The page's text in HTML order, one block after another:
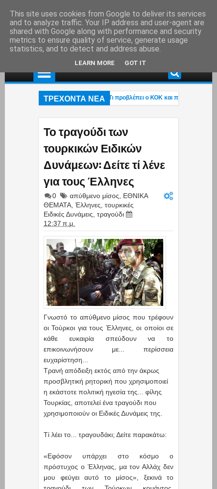
ΤΡΕΧΟΝΤΑ ΝΕΑ
περιπολικό στον δρόμο; – Τι προβλέπει ο ΚΟΚ και πότε μπορεί να
Το τραγούδι των
τουρκικών Ειδικών
Δυνάμεων: Δείτε τί λένε
για τους Έλληνες
0 απύθμενο μίσος
ΕΘΝΙΚΑ
ΘΕΜΑΤΑ Έλληνες τουρκικές
Ειδικές Δυνάμεις τραγούδι
12:37 π.μ.
Γνωστό το απύθμενο μίσος που τρέφουν
οι Τούρκοι για τους Έλληνες, οι οποίοι σε
κάθε ευκαιρία σπεύδουν να το
επικοινωνήσουν με... περίσσεια
ευχαρίστηση...
Τρανή απόδειξη εκτός από την άκρως
προσβλητική ρητορική που χρησιμοποιεί
η εκάστοτε πολιτική ηγεσία της... φίλης
Τουρκίας, αποτελεί ένα τραγούδι που
χρησιμοποιούν οι Ειδικές Δυνάμεις της.
Τί λέει το... τραγουδάκι; Δείτε παρακάτω:
«Εφόσον υπάρχει στο κόσμο ο
πρόστυχος ο Έλληνας, μα τον Αλλάχ δεν
μου φεύγει αυτό το μίσος», ξεκινά το
This site uses cookies from Google to deliver its services
and to analyze traffic. Your IP address and user-agent are
shared with Google along with performance and security
metrics to ensure quality of service, generate usage
statistics, and to detect and address abuse.
LEARN MORE GOT IT